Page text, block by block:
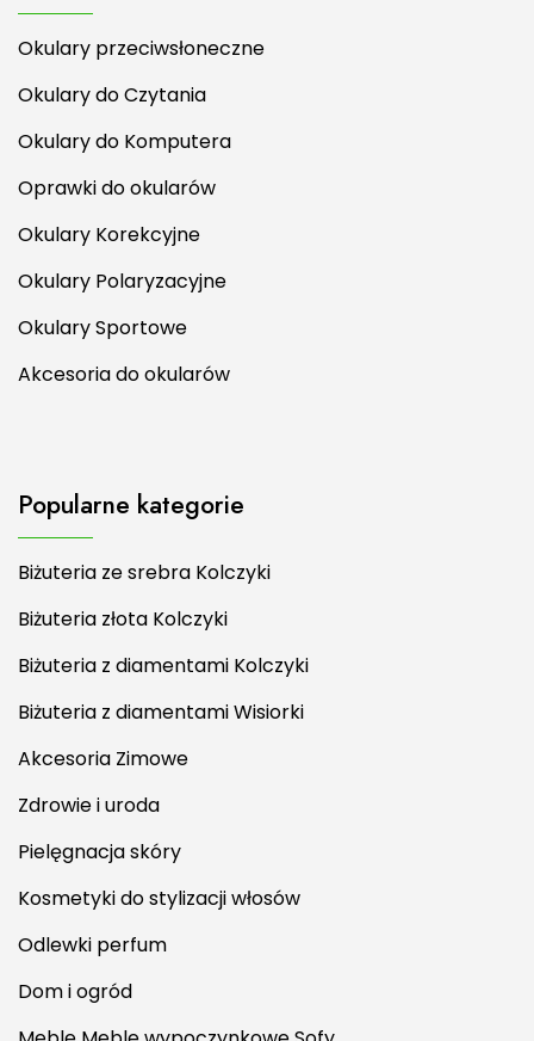
Okulary przeciwsłoneczne
Okulary do Czytania
Okulary do Komputera
Oprawki do okularów
Okulary Korekcyjne
Okulary Polaryzacyjne
Okulary Sportowe
Akcesoria do okularów
Popularne kategorie
Biżuteria ze srebra Kolczyki
Biżuteria złota Kolczyki
Biżuteria z diamentami Kolczyki
Biżuteria z diamentami Wisiorki
Akcesoria Zimowe
Zdrowie i uroda
Pielęgnacja skóry
Kosmetyki do stylizacji włosów
Odlewki perfum
Dom i ogród